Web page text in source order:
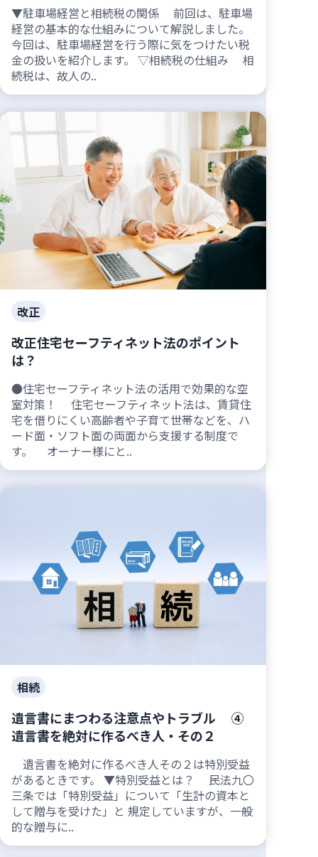
▼駐車場経営と相続税の関係 前回は、駐車場
経営の基本的な仕組みについて解説しました。
今回は、駐車場経営を行う際に気をつけたい税
金の扱いを紹介します。 ▽相続税の仕組み 相
続税は、故人の..
改正
改正住宅セーフティネット法のポイント
は？
●住宅セーフティネット法の活用で効果的な空
室対策！ 住宅セーフティネット法は、賃貸住
宅を借りにくい高齢者や子育て世帯などを、ハ
ード面・ソフト面の両面から支援する制度で
す。 オーナー様にと..
相続
遺言書にまつわる注意点やトラブル ④
遺言書を絶対に作るべき人・その２
遺言書を絶対に作るべき人その２は特別受益
があるときです。 ▼特別受益とは？ 民法九〇
三条では「特別受益」について「生計の資本と
して贈与を受けた」と 規定していますが、一般
的な贈与に..